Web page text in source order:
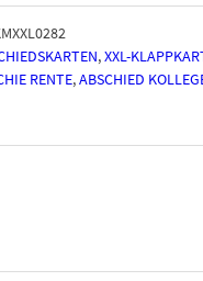
,XXL-
RENTE,ABSCHIED